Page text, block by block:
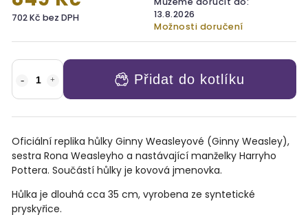
702 Kč bez DPH
13.8.2026
Možnosti doručení
Přidat do kotlíku
Oficiální replika hůlky Ginny Weasleyové (Ginny Weasley),
sestra Rona Weasleyho a nastávající manželky Harryho
Pottera. Součástí hůlky je kovová jmenovka.
Hůlka je dlouhá cca 35 cm, vyrobena ze syntetické
pryskyřice.